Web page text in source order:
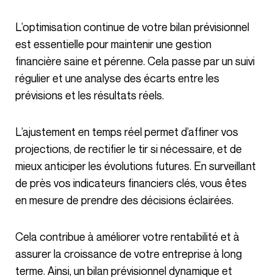
L’optimisation continue de votre bilan prévisionnel
est essentielle pour maintenir une gestion
financière saine et pérenne. Cela passe par un suivi
régulier et une analyse des écarts entre les
prévisions et les résultats réels.
L’ajustement en temps réel permet d’affiner vos
projections, de rectifier le tir si nécessaire, et de
mieux anticiper les évolutions futures. En surveillant
de près vos indicateurs financiers clés, vous êtes
en mesure de prendre des décisions éclairées.
Cela contribue à améliorer votre rentabilité et à
assurer la croissance de votre entreprise à long
terme. Ainsi, un bilan prévisionnel dynamique et